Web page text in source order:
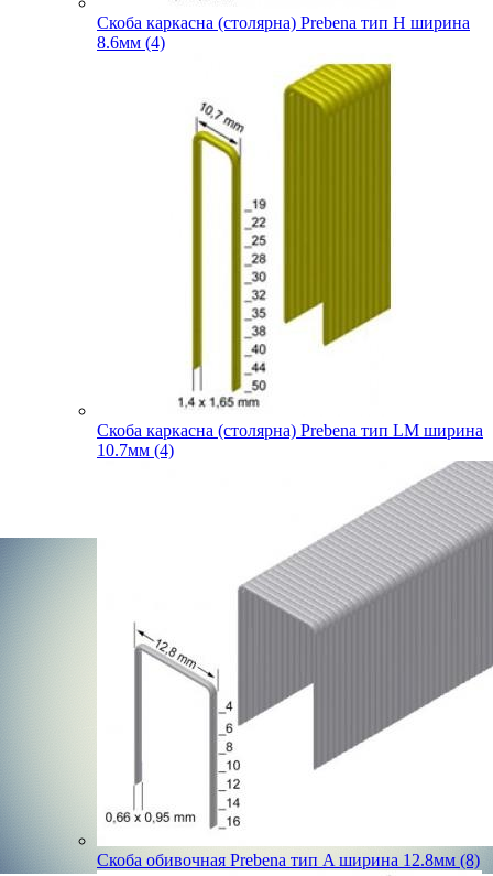
Скоба каркасна (столярна) Prebena тип H ширина
8.6мм (4)
Скоба каркасна (столярна) Prebena тип LM ширина
10.7мм (4)
Скоба обивочная Prebena тип A ширина 12.8мм (8)